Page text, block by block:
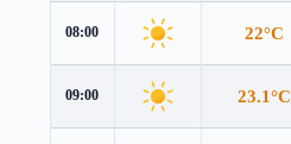
08:00 22°C
09:00 23.1°C